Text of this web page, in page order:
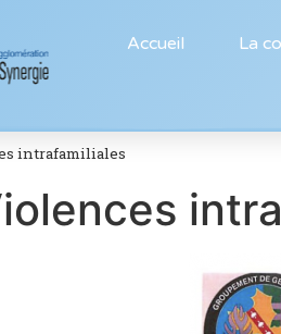
Accueil La
intrafamiliales